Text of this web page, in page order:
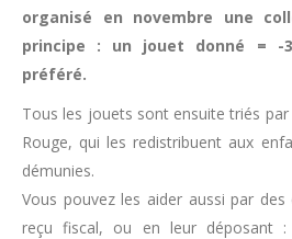
organisé en novembre une
principe : un jouet donné = -
préféré.
Tous les jouets sont ensuite triés
Rouge, qui les redistribuent aux
démunies.
Vous pouvez les aider aussi par
reçu fiscal, ou en leur déposant :